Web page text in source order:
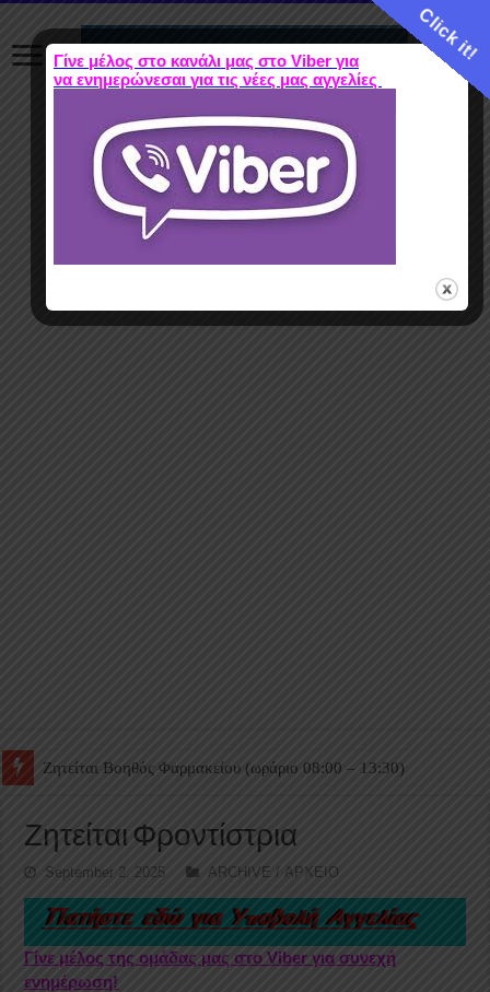
Ζητείται Βοηθός Θαλάμου
Ζητείται Φροντίστρια
September 2, 2025 ARCHIVE / ΑΡΧΕΙΟ
Γίνε μέλος της ομάδας μας στο Viber για συνεχή
ενημέρωση!
Click it!
Γίνε μέλος στο κανάλι μας στο Viber για
να ενημερώνεσαι για τις νέες μας αγγελίες